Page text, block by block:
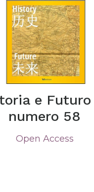
e Futuro
numero 58
Open Access